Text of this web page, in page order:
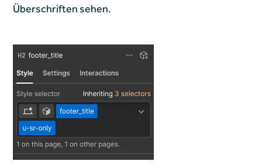
Überschriften sehen.